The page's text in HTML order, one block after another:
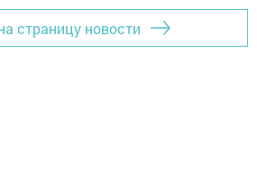
страницу новости